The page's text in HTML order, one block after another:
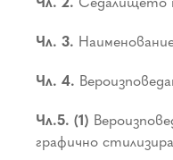
Чл. 3.
Чл. 4.
Чл.5. (1)
графично